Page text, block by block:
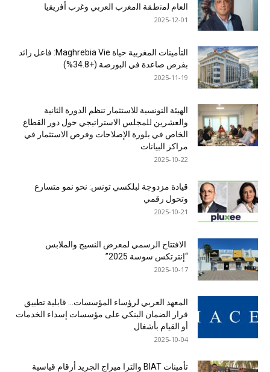
اﻟﻌﺎم ﻟﻣﻧطﻘﺔ اﻟﻣﻐرب اﻟﻌرﺑﻲ وﻏرب أﻓرﯾﻘﯾﺎ
2025-12-01
التأمينات المغربية حياة Maghrebia Vie: فاعل رائد
بفرص صاعدة في البورصة (+34.8%)
2025-11-19
الهيئة التونسية للاستثمار تنظم الدورة الثانية
والعشرين للمجلس الاستراتيجي حول دور القطاع
الخاص في بلورة الإصلاحات وفرص الاستثمار في
مراكز البيانات
2025-10-22
قيادة مزدوجة لبلكسي تونس: نحو نمو متسارع
وتحول رقمي
2025-10-21
الافتتاح الرسمي لمعرض النسيج والملابس
“إنترتكس سوسة 2025”
2025-10-17
المعهد العربي لرؤساء المؤسسات… قابلية تطبيق
قرار الضمان البنكي على مؤسسات إسداء الخدمات
أو القيام بأشغال
2025-10-04
تأمينات BIAT والترا ميراج الجريد أرقام قياسية